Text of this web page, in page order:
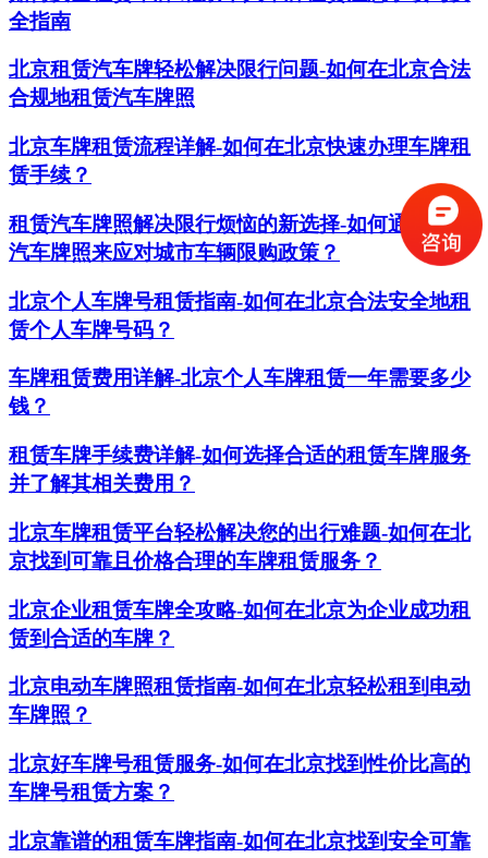
全指南
北京租赁汽车牌轻松解决限行问题-如何在北京合法
合规地租赁汽车牌照
北京车牌租赁流程详解-如何在北京快速办理车牌租
赁手续？
租赁汽车牌照解决限行烦恼的新选择-如何通过租赁
汽车牌照来应对城市车辆限购政策？
北京个人车牌号租赁指南-如何在北京合法安全地租
赁个人车牌号码？
车牌租赁费用详解-北京个人车牌租赁一年需要多少
钱？
租赁车牌手续费详解-如何选择合适的租赁车牌服务
并了解其相关费用？
北京车牌租赁平台轻松解决您的出行难题-如何在北
京找到可靠且价格合理的车牌租赁服务？
北京企业租赁车牌全攻略-如何在北京为企业成功租
赁到合适的车牌？
北京电动车牌照租赁指南-如何在北京轻松租到电动
车牌照？
北京好车牌号租赁服务-如何在北京找到性价比高的
车牌号租赁方案？
北京靠谱的租赁车牌指南-如何在北京找到安全可靠